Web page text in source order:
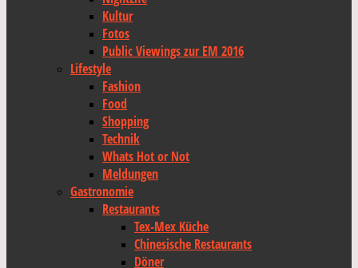
Kultur
Fotos
Public Viewings zur EM 2016
Lifestyle
Fashion
Food
Shopping
Technik
Whats Hot or Not
Meldungen
Gastronomie
Restaurants
Tex-Mex Küche
Chinesische Restaurants
Döner